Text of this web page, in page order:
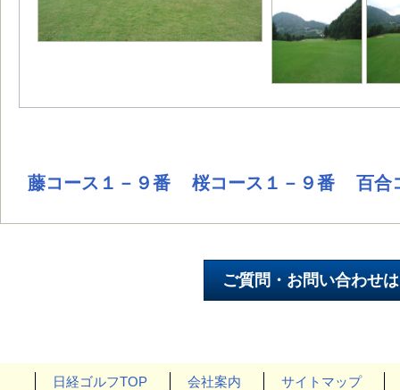
藤コース１－９番 桜コース１－９番 百合
日経ゴルフTOP 会社案内 サイトマップ